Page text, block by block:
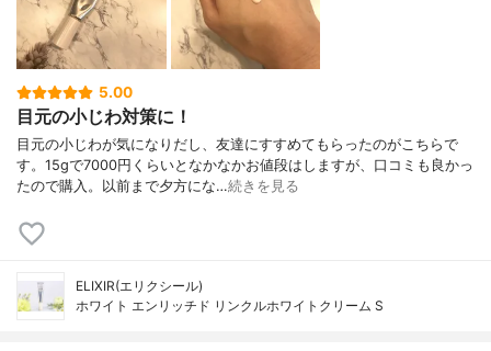
5.00
目元の小じわ対策に！
目元の小じわが気になりだし、友達にすすめてもらったのがこちらで
す。15gで7000円くらいとなかなかお値段はしますが、口コミも良かっ
たので購入。以前まで夕方にな…続きを見る
ELIXIR(エリクシール)
ホワイト エンリッチド リンクルホワイトクリーム S